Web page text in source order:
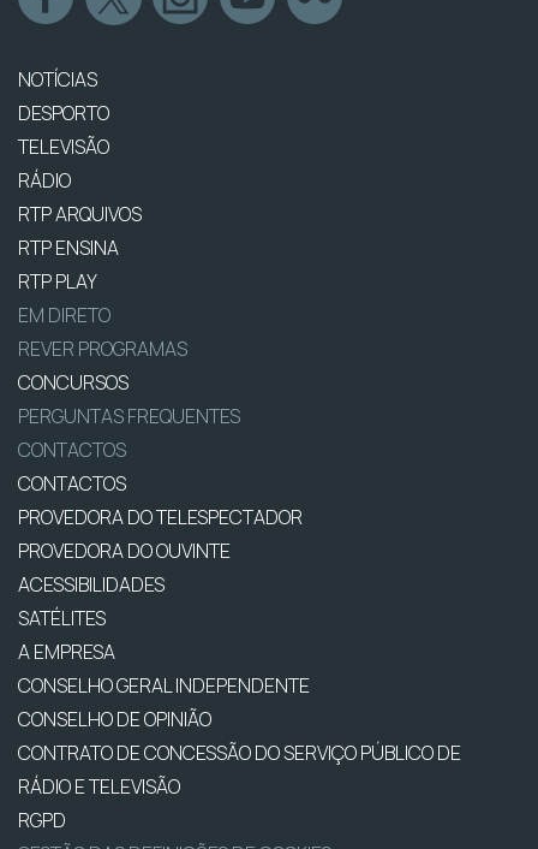
NOTÍCIAS
DESPORTO
TELEVISÃO
RÁDIO
RTP ARQUIVOS
RTP ENSINA
RTP PLAY
EM DIRETO
REVER PROGRAMAS
CONCURSOS
PERGUNTAS FREQUENTES
CONTACTOS
CONTACTOS
PROVEDORA DO TELESPECTADOR
PROVEDORA DO OUVINTE
ACESSIBILIDADES
SATÉLITES
A EMPRESA
CONSELHO GERAL INDEPENDENTE
CONSELHO DE OPINIÃO
CONTRATO DE CONCESSÃO DO SERVIÇO PÚBLICO DE
RÁDIO E TELEVISÃO
RGPD